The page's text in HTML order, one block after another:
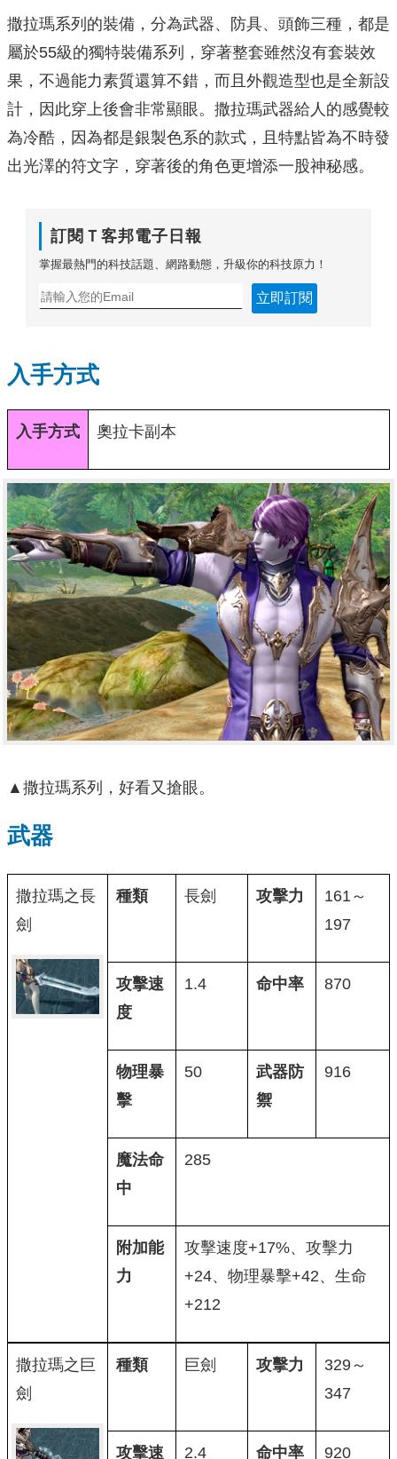
撒拉瑪系列的裝備，分為武器、防具、頭飾三種，都是
屬於55級的獨特裝備系列，穿著整套雖然沒有套裝效
果，不過能力素質還算不錯，而且外觀造型也是全新設
計，因此穿上後會非常顯眼。撒拉瑪武器給人的感覺較
為冷酷，因為都是銀製色系的款式，且特點皆為不時發
出光澤的符文字，穿著後的角色更增添一股神秘感。
訂閱Ｔ客邦電子日報
掌握最熱門的科技話題、網路動態，升級你的科技原力！
立即訂閱
入手方式
入手方式 奧拉卡副本
▲撒拉瑪系列，好看又搶眼。
武器
撒拉瑪之長
劍
種類 長劍 攻擊力
161～
197
攻擊速
度
1.4 命中率 870
物理暴
擊
50
武器防
禦
916
魔法命
中
285
附加能
力
攻擊速度+17%、攻擊力
+24、物理暴擊+42、生命
+212
撒拉瑪之巨
劍
種類 巨劍 攻擊力
329～
347
攻擊速 2.4 命中率 920